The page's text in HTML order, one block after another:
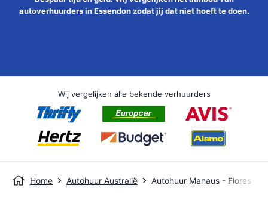
autoverhuurders in Essendon zodat jij dat niet hoeft te doen.
Wij vergelijken alle bekende verhuurders
Home Autohuur Australië Autohuur Manaus - Flores